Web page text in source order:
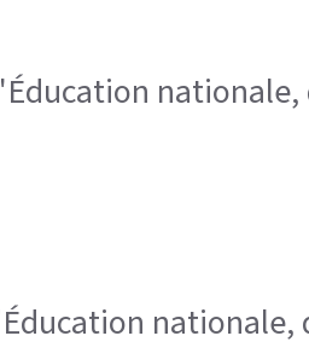
nationale,